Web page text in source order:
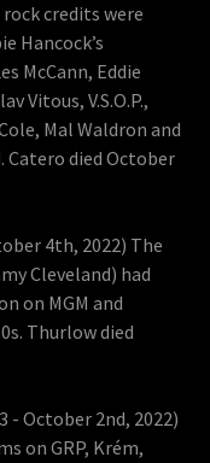
credits were
Hancock’s
McCann, Eddie
Vitous, V.S.O.P.,
Mal Waldron and
Catero died October
4th, 2022) The
Cleveland) had
on MGM and
Thurlow died
- October 2nd, 2022)
on GRP, Krém,